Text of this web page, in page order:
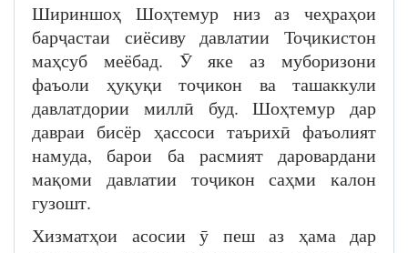
Шириншоҳ Шоҳтемур низ аз чеҳраҳои
барҷастаи сиёсиву давлатии Тоҷикистон
маҳсуб меёбад. Ӯ яке аз муборизони
фаъоли ҳуқуқи тоҷикон ва ташаккули
давлатдории миллӣ буд. Шоҳтемур дар
давраи бисёр ҳассоси таърихӣ фаъолият
намуда, барои ба расмият даровардани
мақоми давлатии тоҷикон саҳми калон
гузошт.
Хизматҳои асосии ӯ пеш аз ҳама дар